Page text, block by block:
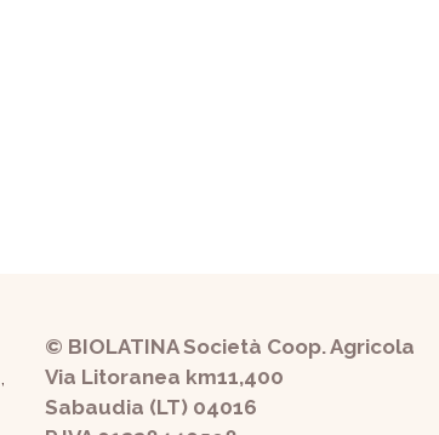
© BIOLATINA Società Coop. Agricola
Via Litoranea km11,400
Sabaudia (LT) 04016